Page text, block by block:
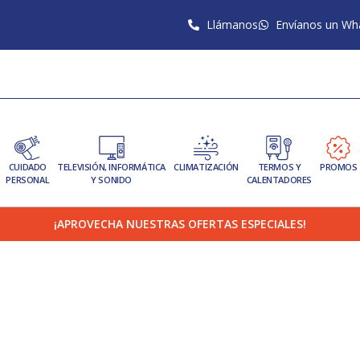
Llámanos Envíanos un
CUIDADO
PERSONAL
TELEVISIÓN, INFORMÁTICA
Y SONIDO
CLIMATIZACIÓN
TERMOS Y
CALENTADORES
PROMOS
¡APROVECHA NUESTRAS OFERTAS ESPECIALES!